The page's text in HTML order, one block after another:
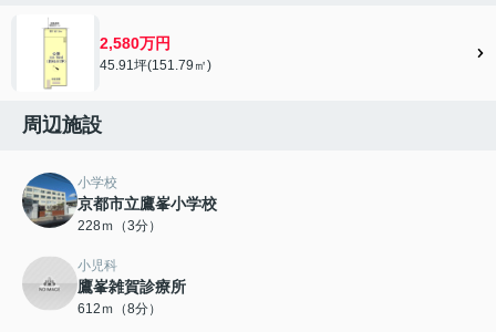
2,580万円
45.91坪(151.79㎡)
周辺施設
小学校
京都市立鷹峯小学校
228ｍ（3分）
小児科
鷹峯雑賀診療所
612ｍ（8分）